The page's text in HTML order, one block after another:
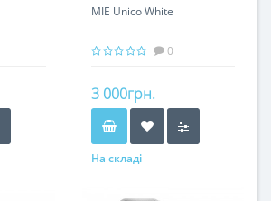
MIE Unico White
0
3 000грн.
На складі